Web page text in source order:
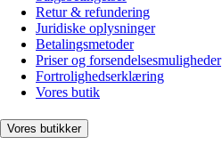
Retur & refundering
Juridiske oplysninger
Betalingsmetoder
Priser og forsendelsesmuligheder
Fortrolighedserklæring
Vores butik
Vores butikker